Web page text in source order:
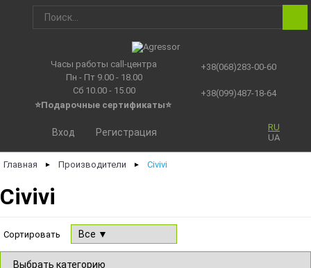
Часы работы call-центра
Пн - Пт 9.00 - 18.00
Сб 10.00 - 15.00
⭐Подарочные сертификаты⭐
+38(068)283-00-60
+38(099)487-18-64
RU
UA
Вход Регистрация
Главная ► Производители ► Civivi
Civivi
Сортировать